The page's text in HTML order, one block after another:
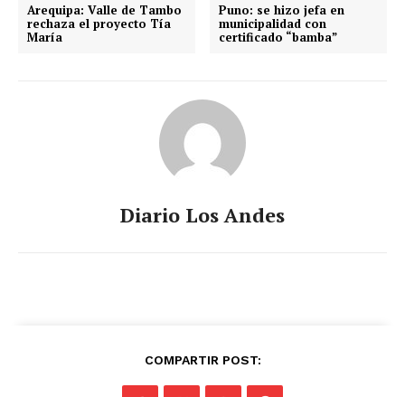
Arequipa: Valle de Tambo
rechaza el proyecto Tía
María
Puno: se hizo jefa en
municipalidad con
certificado “bamba”
Diario Los Andes
COMPARTIR POST: